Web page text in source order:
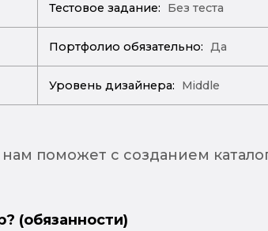
Тестовое задание: Без теста
Портфолио обязательно: Да
Уровень дизайнера: Middle
поможет с созданием
(обязанности)